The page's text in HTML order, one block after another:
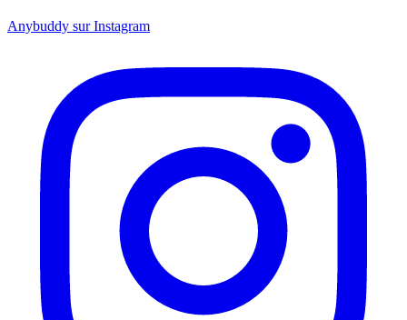
Anybuddy sur Instagram